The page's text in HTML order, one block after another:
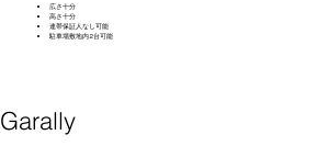
広さ十分
高さ十分
連帯保証人なし可能
​駐車場敷地内2台可能
Garally